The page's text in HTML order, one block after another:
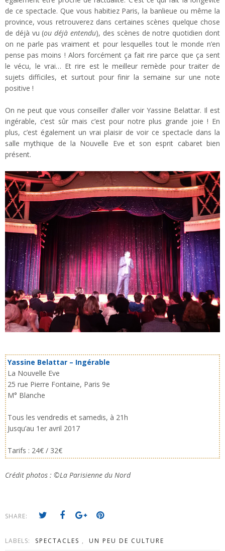
de ce spectacle. Que vous habitiez Paris, la banlieue ou même la
province, vous retrouverez dans certaines scènes quelque chose
de déjà vu (ou déjà entendu), des scènes de notre quotidien dont
on ne parle pas vraiment et pour lesquelles tout le monde n’en
pense pas moins ! Alors forcément ça fait rire parce que ça sent
le vécu, le vrai… Et rire est le meilleur remède pour traiter de
sujets difficiles, et surtout pour finir la semaine sur une note
positive !
On ne peut que vous conseiller d’aller voir Yassine Belattar. Il est
ingérable, c’est sûr mais c’est pour notre plus grande joie ! En
plus, c’est également un vrai plaisir de voir ce spectacle dans la
salle mythique de la Nouvelle Eve et son esprit cabaret bien
présent.
Yassine Belattar – Ingérable
La Nouvelle Eve
25 rue Pierre Fontaine, Paris 9e
M° Blanche
Tous les vendredis et samedis, à 21h
Jusqu’au 1er avril 2017
Tarifs : 24€ / 32€
Crédit photos : ©La Parisienne du Nord
SHARE:
LABELS: SPECTACLES , UN PEU DE CULTURE